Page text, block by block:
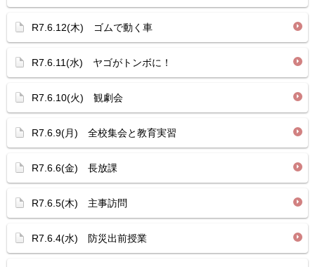
R7.6.12(木) ゴムで動く車
R7.6.11(水) ヤゴがトンボに！
R7.6.10(火) 観劇会
R7.6.9(月) 全校集会と教育実習
R7.6.6(金) 長放課
R7.6.5(木) 主事訪問
R7.6.4(水) 防災出前授業